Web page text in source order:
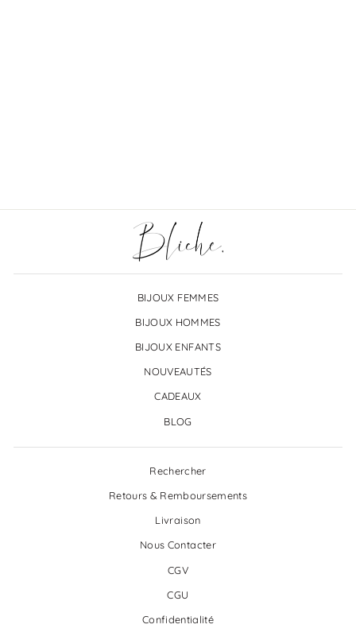
BIJOUX FEMMES
BIJOUX HOMMES
BIJOUX ENFANTS
NOUVEAUTÉS
CADEAUX
BLOG
Rechercher
Retours & Remboursements
Livraison
Nous Contacter
CGV
CGU
Confidentialité